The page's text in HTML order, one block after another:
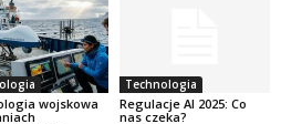
wojskowa
Technologia
Regulacje AI 2025: Co
nas czeka?